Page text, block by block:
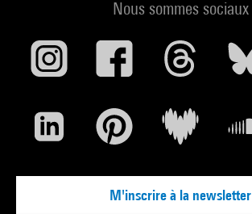
Nous sommes sociaux
M'inscrire à la newsletter